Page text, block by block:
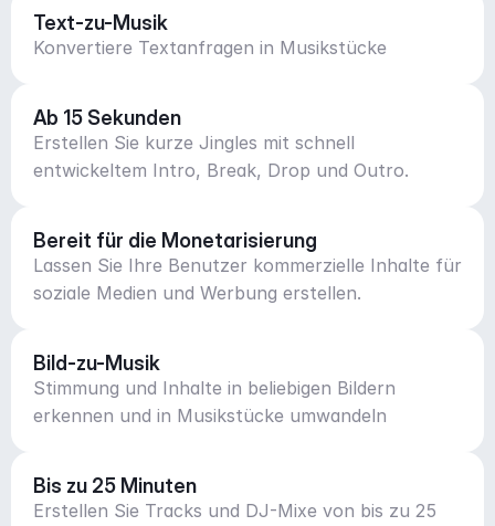
Text-zu-Musik
Konvertiere Textanfragen in Musikstücke
Ab 15 Sekunden
Erstellen Sie kurze Jingles mit schnell
entwickeltem Intro, Break, Drop und Outro.
Bereit für die Monetarisierung
Lassen Sie Ihre Benutzer kommerzielle Inhalte für
soziale Medien und Werbung erstellen.
Bild-zu-Musik
Stimmung und Inhalte in beliebigen Bildern
erkennen und in Musikstücke umwandeln
Bis zu 25 Minuten
Erstellen Sie Tracks und DJ-Mixe von bis zu 25